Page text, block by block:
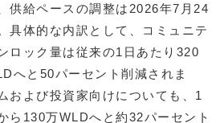
供給ペースの調整は2026年7月24
具体的な内訳として、コミュニテ
ロック量は従来の1日あたり320
へと50パーセント削減されま
および投資家向けについても、1
ら130万WLDへと約32パーセント